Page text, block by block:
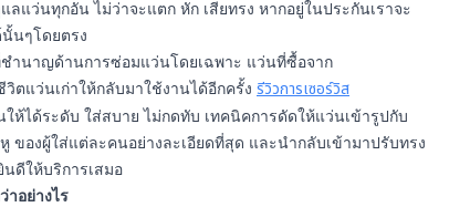
ลแว่นทุกอัน ไม่ว่าจะแตก หัก เสียทรง หากอยู่ในประกันเราจะ
นๆโดยตรง
ชำนาญด้านการซ่อมแว่นโดยเฉพาะ แว่นที่ซื้อจาก
ตแว่นเก่าให้กลับมาใช้งานได้อีกครั้ง รีวิวการเซอร์วิส
ห้ได้ระดับ ใส่สบาย ไม่กดทับ เทคนิคการดัดให้แว่นเข้ารูปกับ
องผู้ใส่แต่ละคนอย่างละเอียดที่สุด และนำกลับเข้ามาปรับทรง
นดีให้บริการเสมอ
อย่างไร